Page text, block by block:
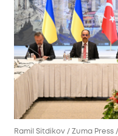
Ramil Sitdikov / Zuma Press